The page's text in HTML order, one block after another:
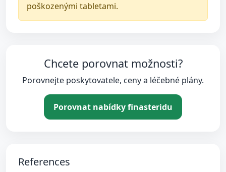
poškozenými tabletami.
Chcete porovnat možnosti?
Porovnejte poskytovatele, ceny a léčebné plány.
Porovnat nabídky finasteridu
References